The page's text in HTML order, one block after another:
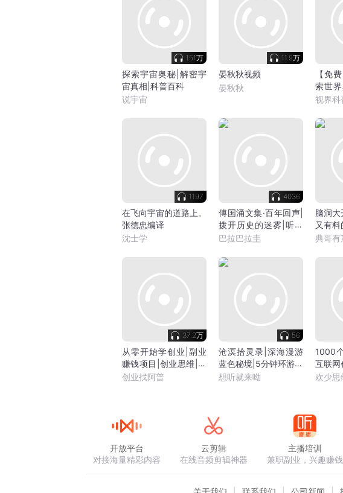
151万
探索宇宙奥秘|解密宇
宙真相|科普百科
说宇宙
11.9万
晏秋秋视频
晏秋秋
【免
索世
识
视界科
1197
在飞向宇宙的道路上。
张德忠编译
沈士学
4036
傅国涌文集·百年回声|
拨开历史的迷雾|听见
被掩盖的声音
巴拉巴拉圭
脑洞
又有
典哥有
37.2万
从零开始学创业|副业
赚钱项目|创业思维|挣
钱|抖音运营
创业找阿普
56
沧溟拾灵录|深海漫游
蓝色秘境|5分钟环游海
底世界|
想听就来呦
1000
互联网
项目拆
欢少思
开放平台
对接海量精彩内容
云剪辑
在线音频剪辑神器
主播培训
兼职副业，兴趣赚钱